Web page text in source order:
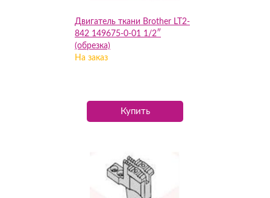
Двигатель ткани Brother LT2-
842 149675-0-01 1/2″
(обрезка)
На заказ
Купить